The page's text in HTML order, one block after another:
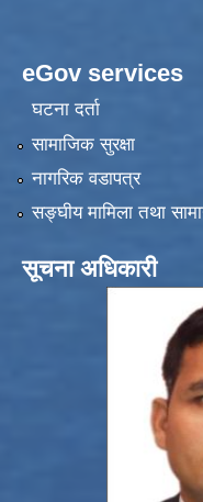
eGov services
घटना दर्ता
सामाजिक सुरक्षा
नागरिक वडापत्र
सङ्‍घीय मामिला तथा
सूचना अधिकारी